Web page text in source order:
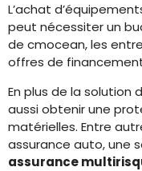
L’achat
peut nécessiter un
de cmocean, les
offres de
En plus de la solution
aussi obtenir une
matérielles. Entre
assurance auto, une
assurance